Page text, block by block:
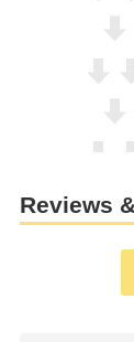
Reviews